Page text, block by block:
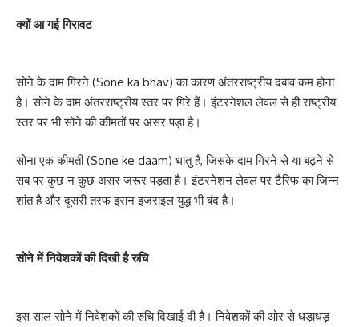
क्यों आ गई गिरावट
सोने के दाम गिरने (Sone ka bhav) का कारण अंतरराष्ट्रीय दबाव कम होना
है। सोने के दाम अंतरराष्ट्रीय स्तर पर गिरे हैं। इंटरनेशल लेवल से ही राष्ट्रीय
स्तर पर भी सोने की कीमतों पर असर पड़ा है।
सोना एक कीमती (Sone ke daam) धातु है, जिसके दाम गिरने से या बढ़ने से
सब पर कुछ न कुछ असर जरूर पड़ता है। इंटरनेशन लेवल पर टैरिफ का जिन्न
शांत है और दूसरी तरफ इरान इजराइल युद्ध भी बंद है।
सोने में निवेशकों की दिखी है रुचि
इस साल सोने में निवेशकों की रुचि दिखाई दी है। निवेशकों की ओर से धड़ाधड़